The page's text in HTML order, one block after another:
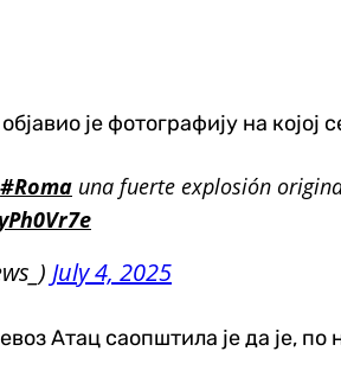
је фотографију на
#Roma una fuerte explosión
July 4, 2025
Атац саопштила је да је,